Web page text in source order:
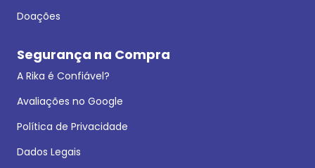
Doações
Segurança na Compra
A Rika é Confiável?
Avaliações no Google
Política de Privacidade
Dados Legais